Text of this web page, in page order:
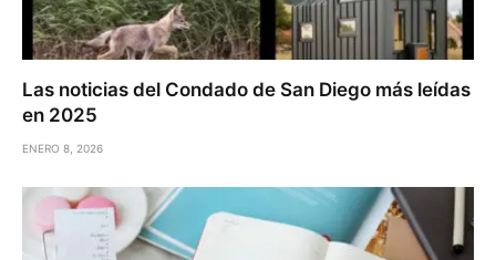
Las noticias del Condado de San Diego más leídas
en 2025
ENERO 8, 2026